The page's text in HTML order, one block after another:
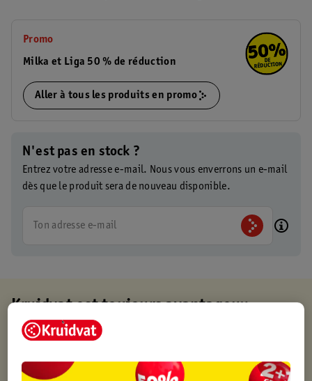
Promo
Milka et Liga 50 % de réduction
Aller à tous les produits en promo
N'est pas en stock ?
Entrez votre adresse e-mail. Nous vous enverrons un e-mail
dès que le produit sera de nouveau disponible.
Ton adresse e-mail
Kruidvat est toujours avantageux
Retirez votre commande gratuitement dans un magasin,
Commandé avant 22h en semaine, livré le lendemain